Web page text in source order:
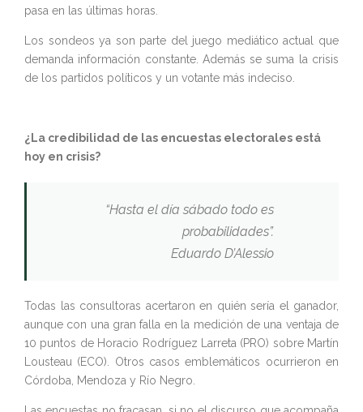
pasa en las últimas horas.
Los sondeos ya son parte del juego mediático actual que
demanda información constante. Además se suma la crisis
de los partidos políticos y un votante más indeciso.
¿La credibilidad de las encuestas electorales está
hoy en crisis?
“Hasta el día sábado todo es
probabilidades”.
Eduardo D’Alessio
Todas las consultoras acertaron en quién sería el ganador,
aunque con una gran falla en la medición de una ventaja de
10 puntos de Horacio Rodríguez Larreta (PRO) sobre Martín
Lousteau (ECO). Otros casos emblemáticos ocurrieron en
Córdoba, Mendoza y Río Negro.